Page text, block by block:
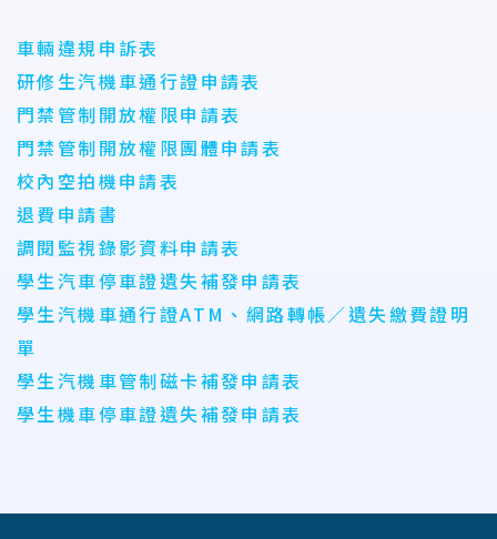
車輛違規申訴表
研修生汽機車通行證申請表
門禁管制開放權限申請表
門禁管制開放權限團體申請表
校內空拍機申請表
退費申請書
調閱監視錄影資料申請表
學生汽車停車證遺失補發申請表
學生汽機車通行證ATM、網路轉帳／遺失繳費證明
單
學生汽機車管制磁卡補發申請表
學生機車停車證遺失補發申請表